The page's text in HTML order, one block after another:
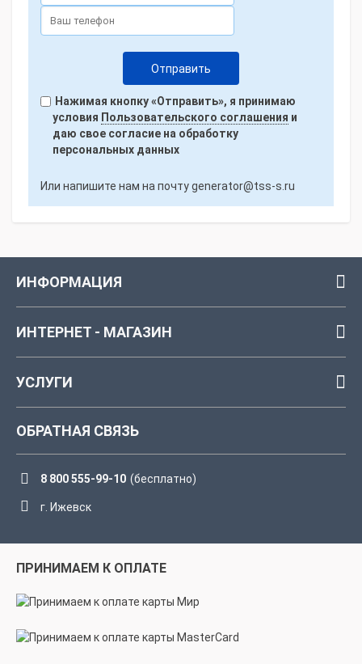
Нажимая кнопку «Отправить», я принимаю
условия Пользовательского соглашения и
даю свое согласие на обработку
персональных данных
Или напишите нам на почтуgenerator@tss-s.ru
ИНФОРМАЦИЯ
ИНТЕРНЕТ - МАГАЗИН
УСЛУГИ
ОБРАТНАЯ СВЯЗЬ
8 800 555-99-10 (бесплатно)
г. Ижевск
ПРИНИМАЕМ К ОПЛАТЕ